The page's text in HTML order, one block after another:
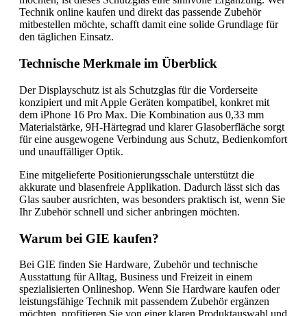
Technik online kaufen und direkt das passende Zubehör
mitbestellen möchte, schafft damit eine solide Grundlage für
den täglichen Einsatz.
Technische Merkmale im Überblick
Der Displayschutz ist als Schutzglas für die Vorderseite
konzipiert und mit Apple Geräten kompatibel, konkret mit
dem iPhone 16 Pro Max. Die Kombination aus 0,33 mm
Materialstärke, 9H-Härtegrad und klarer Glasoberfläche sorgt
für eine ausgewogene Verbindung aus Schutz, Bedienkomfort
und unauffälliger Optik.
Eine mitgelieferte Positionierungsschale unterstützt die
akkurate und blasenfreie Applikation. Dadurch lässt sich das
Glas sauber ausrichten, was besonders praktisch ist, wenn Sie
Ihr Zubehör schnell und sicher anbringen möchten.
Warum bei GIE kaufen?
Bei GIE finden Sie Hardware, Zubehör und technische
Ausstattung für Alltag, Business und Freizeit in einem
spezialisierten Onlineshop. Wenn Sie Hardware kaufen oder
leistungsfähige Technik mit passendem Zubehör ergänzen